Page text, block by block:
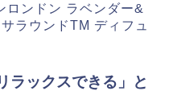
ロンドン ラベンダー&
ラウンドTM ディフュ
ラックスできる」と